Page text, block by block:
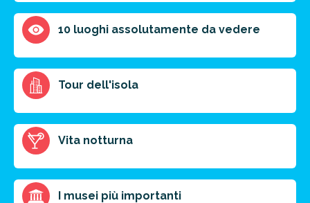
Breve Medio Punti chiave
prossima destinazione di viaggio.
FAI PREVENTIVO
10 luoghi assolutamente da vedere
Tour dell'isola
Vita notturna
I musei più importanti